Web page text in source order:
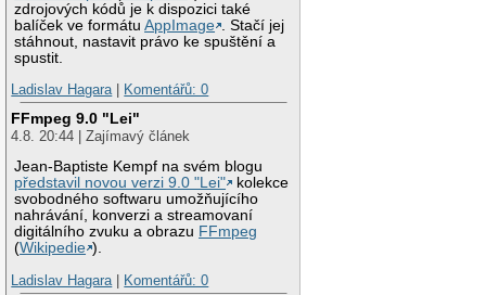
zdrojových kódů je k dispozici také
balíček ve formátuAppImage
. Stačí jej
stáhnout, nastavit právo ke spuštění a
spustit.
Ladislav Hagara| Komentářů: 0
FFmpeg 9.0 "Lei"
4.8. 20:44 | Zajímavý článek
Jean-Baptiste Kempf na svém blogu
představil novou verzi 9.0 "Lei"
kolekce
svobodného softwaru umožňujícího
nahrávání, konverzi a streamovaní
digitálního zvuku a obrazu FFmpeg
(Wikipedie ).
Ladislav Hagara| Komentářů: 0